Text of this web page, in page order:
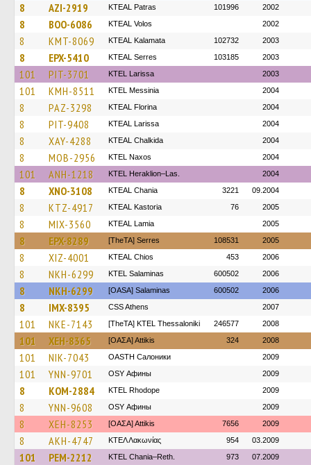
8 AZI-2919 KTEAL Patras 101996 2002
8 BOO-6086 KTEAL Volos 2002
8 KMT-8069 KTEAL Kalamata 102732 2003
8 EPX-5410 KTEAL Serres 103185 2003
101 PIT-3701 KTEL Larissa 2003
101 KMH-8511 KTEL Messinia 2004
8 PAZ-3298 KTEAL Florina 2004
8 PIT-9408 KTEAL Larissa 2004
8 XAY-4288 KTEAL Chalkida 2004
8 MOB-2956 KTEL Naxos 2004
101 ANH-1218 KTEL Heraklion–Las. 2004
8 XNO-3108 KTEAL Chania 3221 09.2004
8 KTZ-4917 KTEAL Kastoria 76 2005
8 MIX-3560 KTEAL Lamia 2005
8 EPX-8289 [TheTA] Serres 108531 2005
8 XIZ-4001 KTEAL Chios 453 2006
8 NKH-6299 KTEL Salaminas 600502 2006
8 NKH-6299 [OASA] Salaminas 600502 2006
8 IMX-8395 CSS Athens 2007
101 NKE-7143 [TheTA] KTEL Thessaloniki 246577 2008
101 XEH-8365 [ΟΑΣΑ] Αttikis 324 2008
101 NIK-7043 OASTH Салоники 2009
101 YNN-9701 OSY Афины 2009
8 KOM-2884 KTEL Rhodope 2009
8 YNN-9608 OSY Афины 2009
8 XEH-8253 [ΟΑΣΑ] Αttikis 7656 2009
8 AKH-4747 ΚΤΕΛ Λακωνίας 954 03.2009
101 PEM-2212 KTEL Chania–Reth. 973 07.2009